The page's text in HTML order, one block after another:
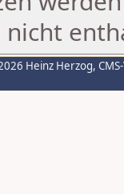
nicht
Heinz Herzog,